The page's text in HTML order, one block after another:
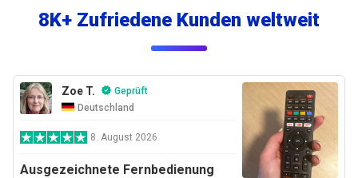
8K+ Zufriedene Kunden weltweit
Zoe T.
Geprüft
Deutschland
8. August 2026
Ausgezeichnete Fernbedienung